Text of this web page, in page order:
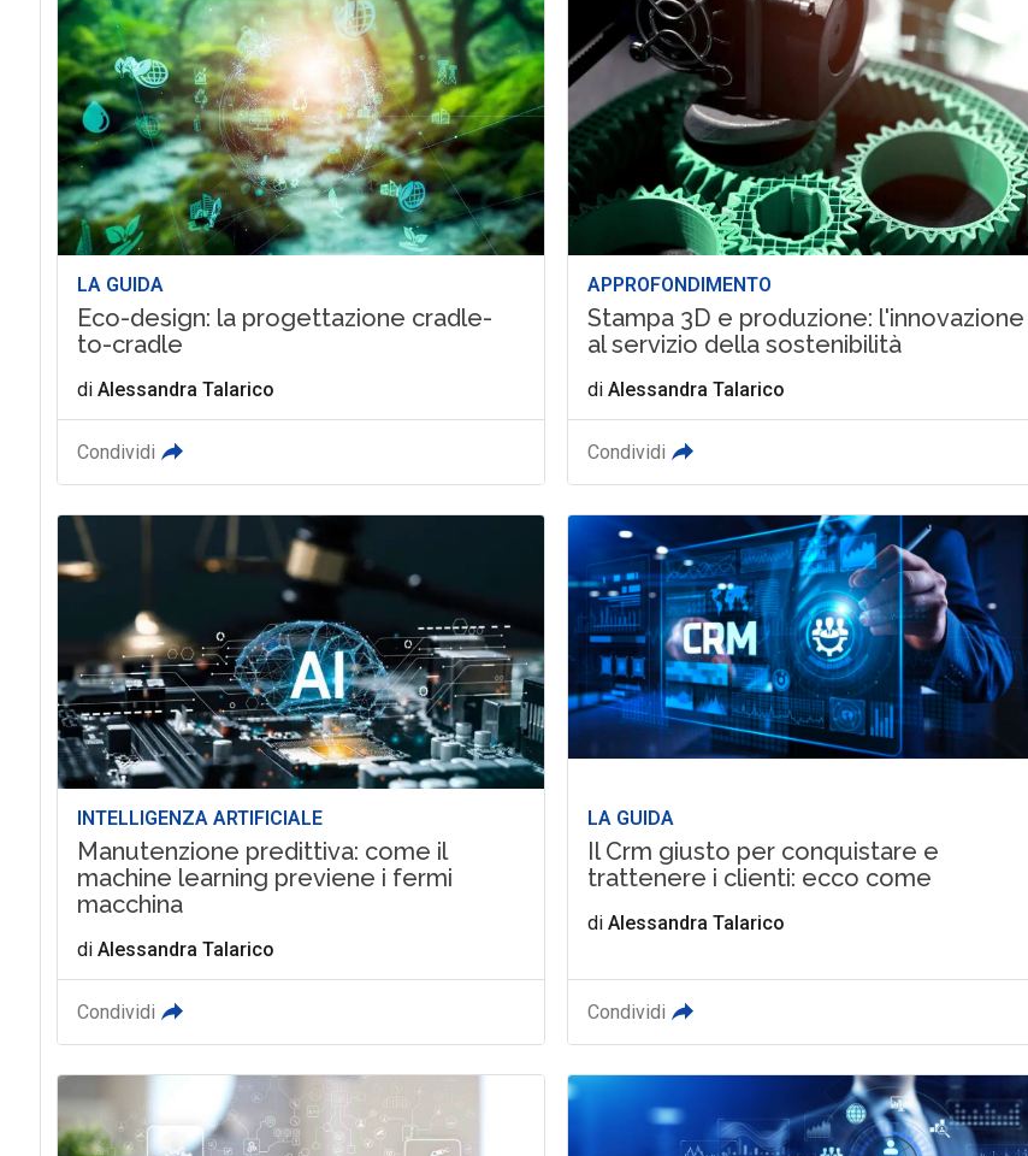
LA GUIDA
Eco-design: la progettazione cradle-
to-cradle
di Alessandra Talarico
Condividi
APPROFONDIMENTO
Stampa 3D e produzione: l'innovazione
al servizio della sostenibilità
diAlessandra Talarico
Condividi
INTELLIGENZA ARTIFICIALE
Manutenzione predittiva: come il
machine learning previene i fermi
macchina
di Alessandra Talarico
Condividi
LA GUIDA
Il Crm giusto per conquistare e
trattenere i clienti: ecco come
diAlessandra Talarico
Condividi